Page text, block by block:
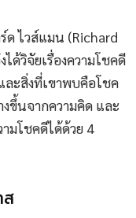
ด ไวส์แมน (Richard
ด้วิจัยเรื่องความโชคดี
ะสิ่งที่เขาพบคือโชค
ขึ้นจากความคิด และ
มโชคดีได้ด้วย 4
ส